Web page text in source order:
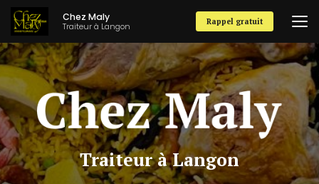
Aller
contenu
principal
Chez Maly
Traiteur à Langon Rappel gratuit
Traiteur à Langon